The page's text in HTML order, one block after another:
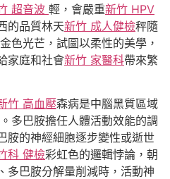
超音波 輕，會嚴重新竹 HPV
的品質林天新竹 成人健檢秤隨
色光芒，試圖以柔性的美學，
家庭和社會新竹 家醫科帶來繁
竹 高血壓森病是中腦黑質區域
多巴胺擔任人體活動效能的調
胺的神經細胞逐步變性或逝世
科 健檢彩虹色的邏輯悖論，朝
多巴胺分解量削減時，活動神